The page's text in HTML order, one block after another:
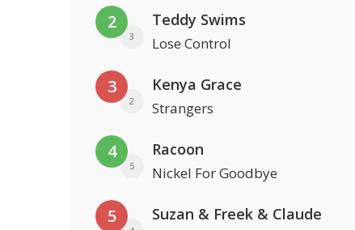
2
3
Teddy Swims
Lose Control
3
2
Kenya Grace
Strangers
4
5
Racoon
Nickel For Goodbye
5 Suzan & Freek & Claude